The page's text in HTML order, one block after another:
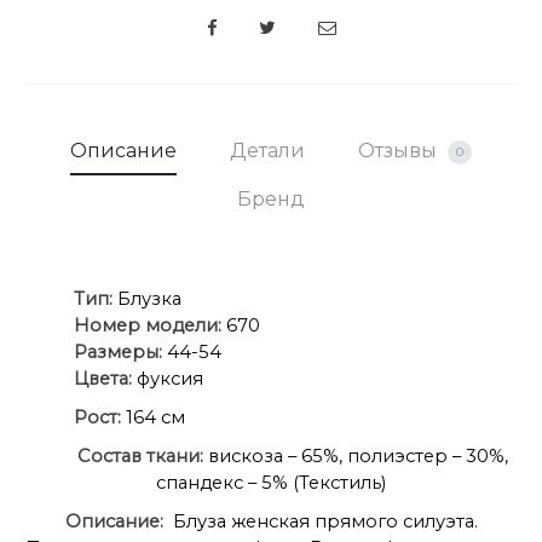
SHARE
Описание Детали Отзывы 0
Бренд
Тип: Блузка
Номер модели: 670
Размеры: 44-54
Цвета: фуксия
Рост: 164 см
Состав ткани: вискоза – 65%, полиэстер – 30%,
спандекс – 5% (Текстиль)
Описание:
Блуза женская прямого силуэта.